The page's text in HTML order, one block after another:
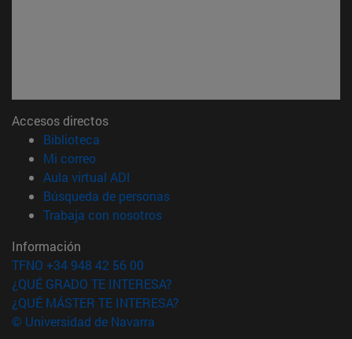
Accesos directos
Biblioteca
Mi correo(abre en nueva ventana)
Aula virtual ADI
Búsqueda de personas(abre en nueva ventana)
Trabaja con nosotros(abre en nueva ventana)
Información
TFNO +34 948 42 56 00
¿QUÉ GRADO TE INTERESA?
¿QUÉ MÁSTER TE INTERESA?
© Universidad de Navarra